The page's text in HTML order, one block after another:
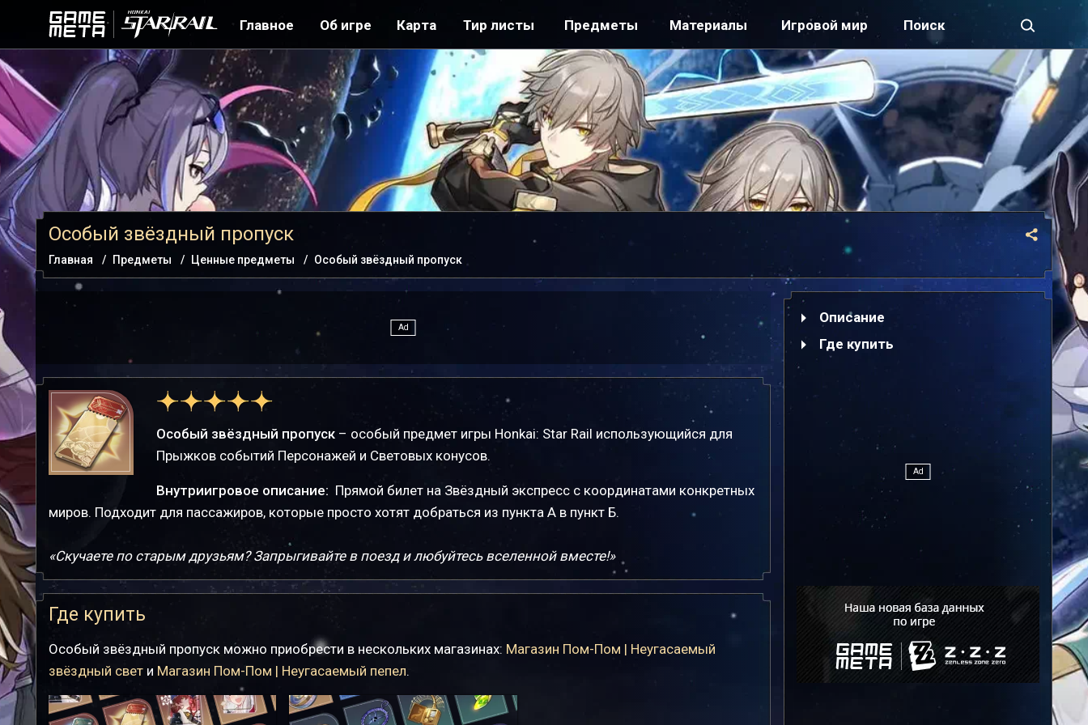
Главное Об игре Карта Тир листы Предметы Материалы Игровой мир
Особый звёздный пропуск
Главная Предметы Ценные предметы Особый звёздный пропуск
Особый звёздный пропуск– особый предмет игры Honkai: Star Rail использующийся для
Прыжков событий Персонажей и Световых конусов.
Внутриигровое описание: Прямой билет на Звёздный экспресс с координатами конкретных
миров. Подходит для пассажиров, которые просто хотят добраться из пункта А в пункт Б.
«Скучаете по старым друзьям? Запрыгивайте в поезд и любуйтесь вселенной вместе!»
Где купить
Особый звёздный пропуск можно приобрести в нескольких магазинах: Магазин Пом-Пом | Неугасаемый
звёздный свет и Магазин Пом-Пом | Неугасаемый пепел.
Описание
Где купить